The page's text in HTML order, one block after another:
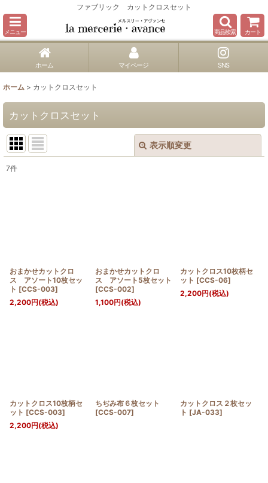
ファブリック カットクロスセット
メニュー 商品検索 カート
ホーム マイページ SNS
ホーム > カットクロスセット
カットクロスセット
表示順変更
7件
おまかせカットクロ
ス アソート10枚セッ
ト [CCS-003]
2,200円(税込)
おまかせカットクロ
ス アソート5枚セット
[CCS-002]
1,100円(税込)
カットクロス10枚柄セ
ット [CCS-06]
2,200円(税込)
カットクロス10枚柄セ
ット [CCS-003]
2,200円(税込)
ちぢみ布６枚セット
[CCS-007]
カットクロス２枚セッ
ト [JA-033]